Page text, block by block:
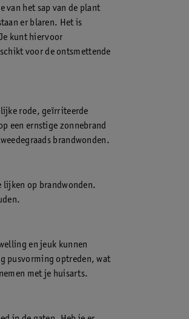
van het sap van de plant
er blaren. Het is
kunt hiervoor
voor de ontsmettende
rode, geïrriteerde
een ernstige zonnebrand
brandwonden.
lijken op brandwonden.
en jeuk kunnen
pusvorming optreden, wat
met je huisarts.